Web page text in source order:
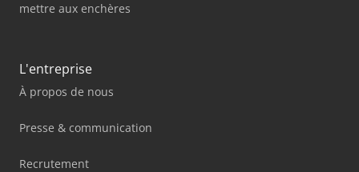
mettre aux enchères
L'entreprise
À propos de nous
Presse & communication
Recrutement